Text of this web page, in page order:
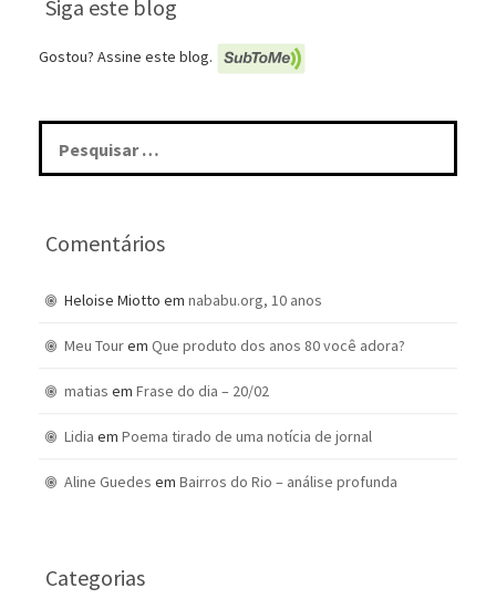
Siga este blog
Gostou? Assine este blog.
Pesquisar
por:
Comentários
Heloise Miotto em nababu.org, 10 anos
Meu Tourem Que produto dos anos 80 você adora?
matias em Frase do dia – 20/02
Lidia em Poema tirado de uma notícia de jornal
Aline Guedes em Bairros do Rio – análise profunda
Categorias